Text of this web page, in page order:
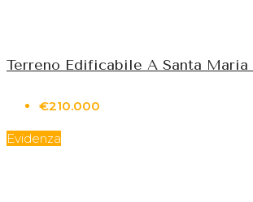
Terreno Edificabile A Santa Maria
€210.000
Evidenza